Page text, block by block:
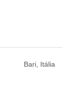
Bari, Itália